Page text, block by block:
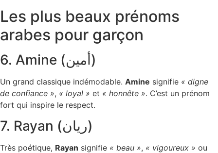
Les plus beaux prénoms
arabes pour garçon
6. Amine (أمين)
Un grand classique indémodable. Amine signifie « digne
de confiance », « loyal » et « honnête ». C’est un prénom
fort qui inspire le respect.
7. Rayan (ريان)
Très poétique, Rayan signifie « beau », « vigoureux » ou